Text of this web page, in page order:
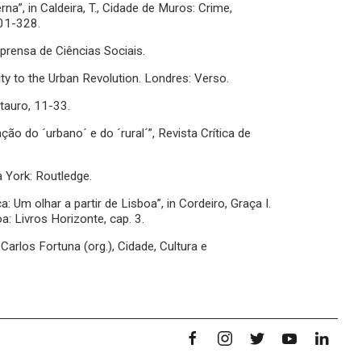
in Caldeira, T., Cidade de Muros: Crime,
328.
de Ciências Sociais.
to the Urban Revolution. Londres: Verso.
11-33.
do ´urbano´ e do ´rural´”, Revista Crítica de
Routledge.
Um olhar a partir de Lisboa”, in Cordeiro, Graça I.
Livros Horizonte, cap. 3.
Fortuna (org.), Cidade, Cultura e